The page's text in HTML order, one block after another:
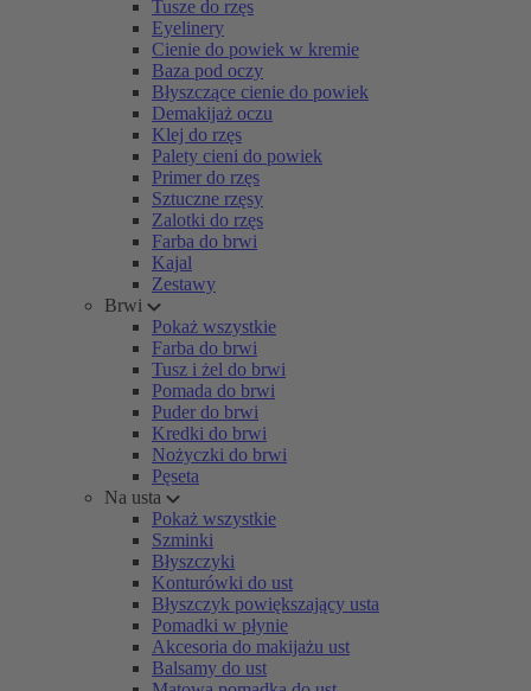
Tusze do rzęs
Eyelinery
Cienie do powiek w kremie
Baza pod oczy
Błyszczące cienie do powiek
Demakijaż oczu
Klej do rzęs
Palety cieni do powiek
Primer do rzęs
Sztuczne rzęsy
Zalotki do rzęs
Farba do brwi
Kajal
Zestawy
Brwi
Pokaż wszystkie
Farba do brwi
Tusz i żel do brwi
Pomada do brwi
Puder do brwi
Kredki do brwi
Nożyczki do brwi
Pęseta
Na usta
Pokaż wszystkie
Szminki
Błyszczyki
Konturówki do ust
Błyszczyk powiększający usta
Pomadki w płynie
Akcesoria do makijażu ust
Balsamy do ust